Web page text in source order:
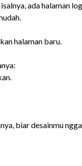
ada halaman
halaman baru.
biar desainmu